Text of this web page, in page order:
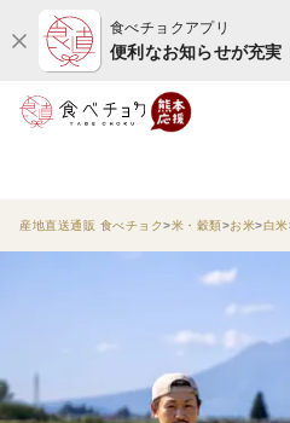
食べチョクアプリ
便利なお知らせが充実
産地直送通販 食べチョク 米・穀類 お米 白米